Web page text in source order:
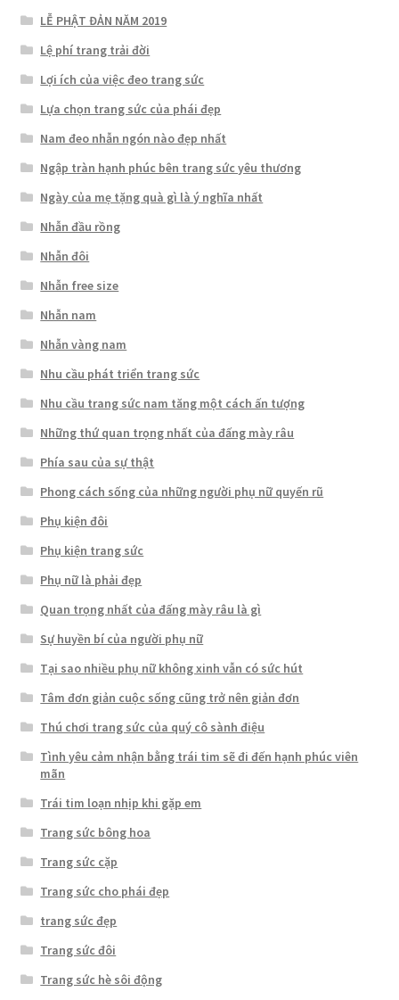
LỄ PHẬT ĐẢN NĂM 2019
Lệ phí trang trải đời
Lợi ích của việc đeo trang sức
Lựa chọn trang sức của phái đẹp
Nam đeo nhẫn ngón nào đẹp nhất
Ngập tràn hạnh phúc bên trang sức yêu thương
Ngày của mẹ tặng quà gì là ý nghĩa nhất
Nhẫn đầu rồng
Nhẫn đôi
Nhẫn free size
Nhẫn nam
Nhẫn vàng nam
Nhu cầu phát triển trang sức
Nhu cầu trang sức nam tăng một cách ấn tượng
Những thứ quan trọng nhất của đấng mày râu
Phía sau của sự thật
Phong cách sống của những người phụ nữ quyến rũ
Phụ kiện đôi
Phụ kiện trang sức
Phụ nữ là phải đẹp
Quan trọng nhất của đấng mày râu là gì
Sự huyền bí của người phụ nữ
Tại sao nhiều phụ nữ không xinh vẫn có sức hút
Tâm đơn giản cuộc sống cũng trở nên giản đơn
Thú chơi trang sức của quý cô sành điệu
Tình yêu cảm nhận bằng trái tim sẽ đi đến hạnh phúc viên
mãn
Trái tim loạn nhịp khi gặp em
Trang sức bông hoa
Trang sức cặp
Trang sức cho phái đẹp
trang sức đẹp
Trang sức đôi
Trang sức hè sôi động